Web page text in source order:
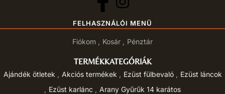
FELHASZNÁLÓI MENÜ
Fiókom Kosár Pénztár
TERMÉKKATEGÓRIÁK
Ajándék ötletek Akciós termékek Ezüst fülbevaló
Ezüst láncok
Ezüst karlánc
Arany Gyűrűk 14 karátos